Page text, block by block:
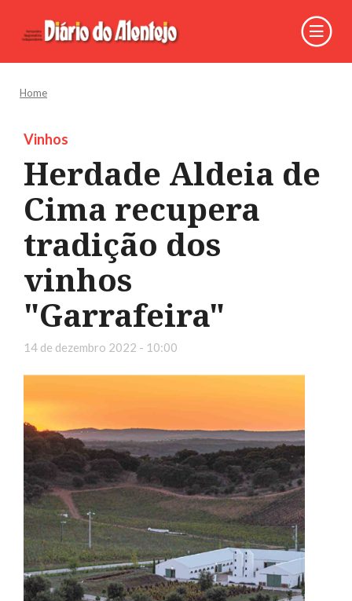
Home
Vinhos
Herdade Aldeia de
Cima recupera
tradição dos
vinhos
"Garrafeira"
14 de dezembro 2022 - 10:00